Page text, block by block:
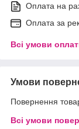
Оплата на
Оплата за
Всі умови
Умови
Повернення
Всі умови